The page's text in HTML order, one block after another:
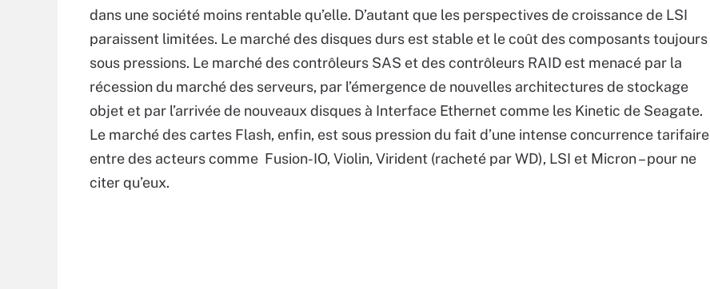
dans une société moins rentable qu’elle. D’autant que les perspectives de croissance de LSI
paraissent limitées. Le marché des disques durs est stable et le coût des composants toujours
sous pressions. Le marché des contrôleurs SAS et des contrôleurs RAID est menacé par la
récession du marché des serveurs, par l’émergence de nouvelles architectures de stockage
objet et par l’arrivée de nouveaux disques à Interface Ethernet comme les Kinetic de Seagate.
Le marché des cartes Flash, enfin, est sous pression du fait d’une intense concurrence tarifaire
entre des acteurs comme Fusion-IO, Violin, Virident (racheté par WD), LSI et Micron – pour ne
citer qu’eux.